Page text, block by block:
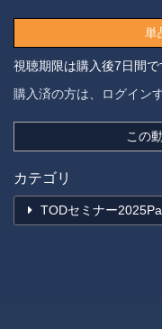
単
視聴期限は購入後7日間で
購入済の方は、ログイン
この
カテゴリ
TODセミナー